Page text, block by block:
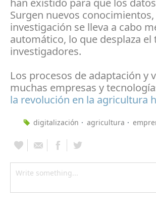
han existido para que los
Surgen nuevos
investigación se lleva a cabo
automático, lo que desplaza
investigadores.
Los procesos de adaptación y
muchas empresas y
la revolución en la agricultura
digitalización agricultura